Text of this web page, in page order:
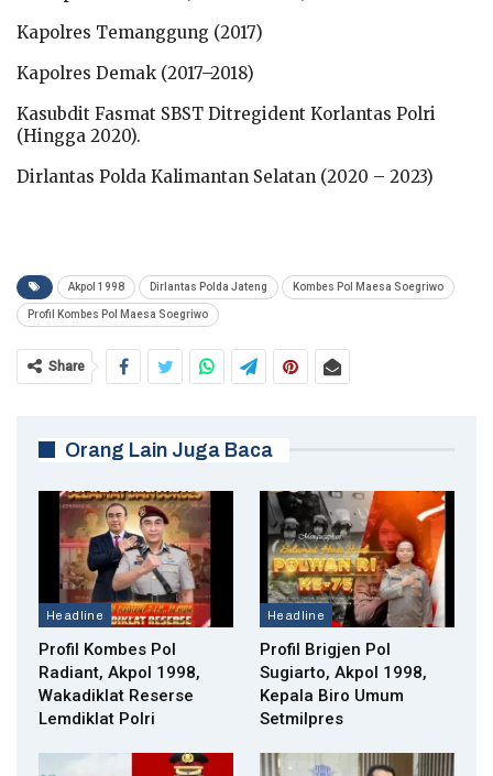
Kapolres Temanggung (2017)
Kapolres Demak (2017–2018)
Kasubdit Fasmat SBST Ditregident Korlantas Polri
(Hingga 2020).
Dirlantas Polda Kalimantan Selatan (2020 – 2023)
Akpol 1998 Dirlantas Polda Jateng Kombes Pol Maesa Soegriwo
Profil Kombes Pol Maesa Soegriwo
Share
Orang Lain Juga Baca
Headline
Profil Kombes Pol
Radiant, Akpol 1998,
Wakadiklat Reserse
Lemdiklat Polri
Headline
Profil Brigjen Pol
Sugiarto, Akpol 1998,
Kepala Biro Umum
Setmilpres